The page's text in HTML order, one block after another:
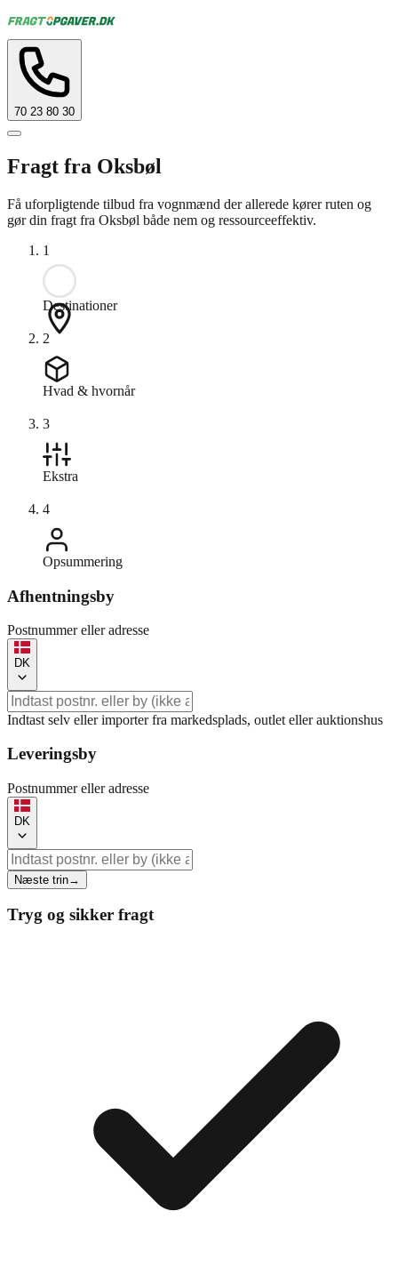
70 23 80 30
Fragt fra Oksbøl
Få uforpligtende tilbud fra vognmænd der allerede kører ruten og
gør din fragt fra Oksbøl både nem og ressourceeffektiv.
1
Destinationer
2
Hvad & hvornår
3
Ekstra
4
Opsummering
Afhentningsby
Postnummer eller adresse
DK
Indtast selv eller importer fra markedsplads, outlet eller auktionshus
Leveringsby
Postnummer eller adresse
DK
Næste trin→
Tryg og sikker fragt